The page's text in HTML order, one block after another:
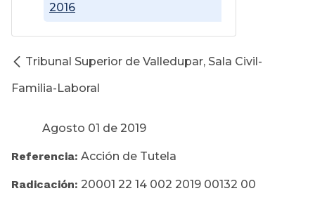
2016
Tribunal Superior de Valledupar, Sala Civil-
Familia-Laboral
Agosto 01 de 2019
Referencia: Acción de Tutela
Radicación: 20001 22 14 002 2019 00132 00